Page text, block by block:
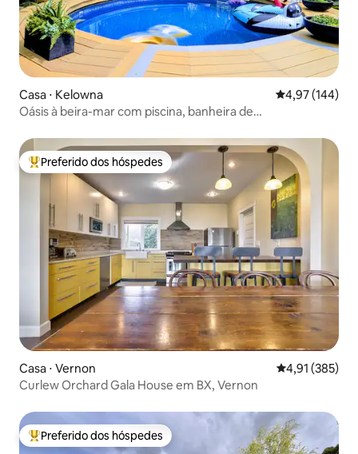
Casa ⋅ Kelowna 4,97 de uma
4,97 (144)
Oásis à beira-mar com piscina, banheira de
Entre os melhores preferidos dos hóspedes
Preferido dos hóspedes
Casa ⋅ Vernon 4,91 de uma
4,91 (385)
Curlew Orchard Gala House em BX, Vernon
Entre os melhores preferidos dos hóspedes
Preferido dos hóspedes